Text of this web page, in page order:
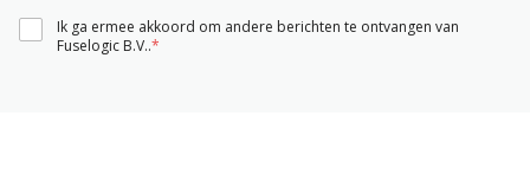
Ik ga ermee akkoord om andere berichten te ontvangen van
Fuselogic B.V..*